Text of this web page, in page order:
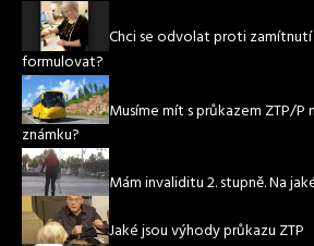
Chci se odvolat proti zamítnutí
formulovat?
Musíme mít s průkazem ZTP/P
známku?
Mám invaliditu 2. stupně. Na
Jaké jsou výhody průkazu ZTP